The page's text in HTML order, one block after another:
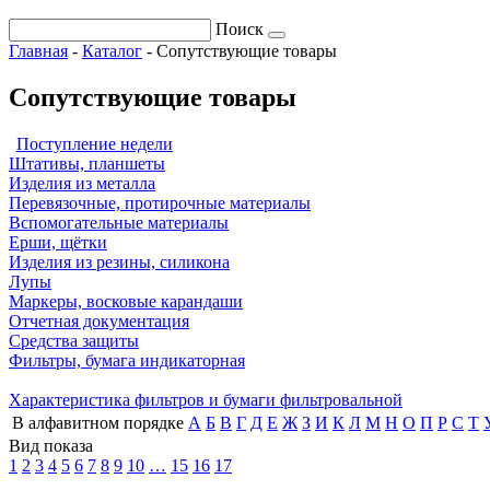
Поиск
Главная - Каталог - Сопутствующие товары
Сопутствующие товары
Поступление недели
Штативы, планшеты
Изделия из металла
Перевязочные, протирочные материалы
Вспомогательные материалы
Ерши, щётки
Изделия из резины, силикона
Лупы
Маркеры, восковые карандаши
Отчетная документация
Средства защиты
Фильтры, бумага индикаторная
Характеристика фильтров и бумаги фильтровальной
В алфавитном порядке А Б В Г Д Е Ж З И К Л М Н О П Р С Т
Вид показа
1 2 3 4 5 6 7 8 9 10 … 15 16 17